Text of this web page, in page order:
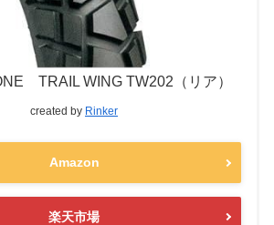
TRAIL WING TW202（リア）
created by Rinker
Amazon
楽天市場